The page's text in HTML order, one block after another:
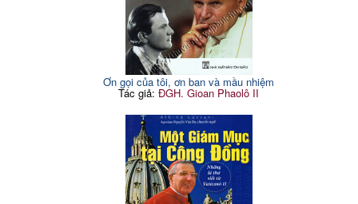
Ơn gọi của tôi, ơn ban và mầu nhiệm
Tác giả:ĐGH. Gioan Phaolô II